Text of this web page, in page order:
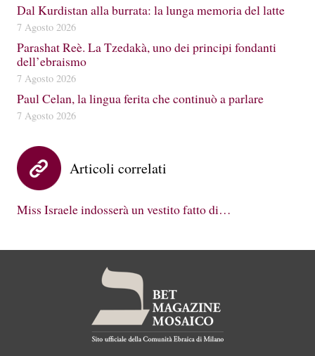
Dal Kurdistan alla burrata: la lunga memoria del latte
7 Agosto 2026
Parashat Reè. La Tzedakà, uno dei principi fondanti
dell’ebraismo
7 Agosto 2026
Paul Celan, la lingua ferita che continuò a parlare
7 Agosto 2026
Articoli correlati
Miss Israele indosserà un vestito fatto di…